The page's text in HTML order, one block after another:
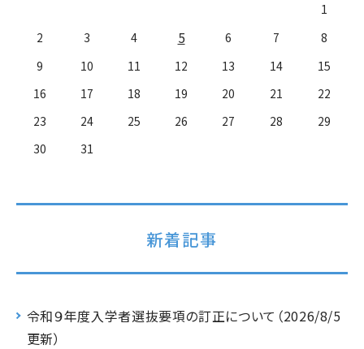
1
2
3 4 5 6 7
8
9
10 11 12 13 14
15
16
17 18 19 20 21
22
23
24 25 26 27 28
29
30
31
新着記事
令和９年度入学者選抜要項の訂正について（2026/8/5
更新）